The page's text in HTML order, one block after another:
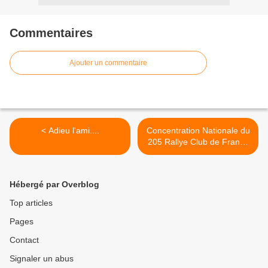
Commentaires
Ajouter un commentaire
< Adieu l'ami....
Concentration Nationale du
205 Rallye Club de France
2018 >
Hébergé par Overblog
Top articles
Pages
Contact
Signaler un abus